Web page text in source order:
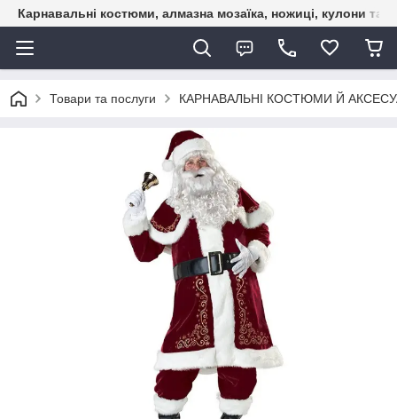
Карнавальні костюми, алмазна мозаїка, ножиці, кулони та
Товари та послуги КАРНАВАЛЬНІ КОСТЮМИ Й